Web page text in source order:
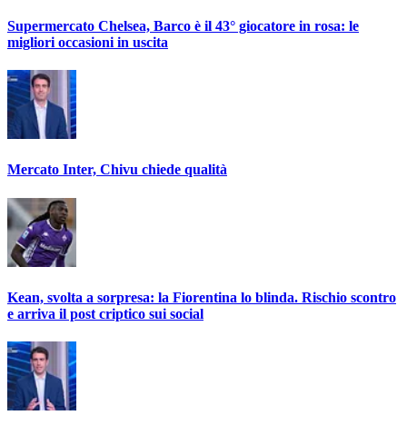
Supermercato Chelsea, Barco è il 43° giocatore in rosa: le
migliori occasioni in uscita
Mercato Inter, Chivu chiede qualità
Kean, svolta a sorpresa: la Fiorentina lo blinda. Rischio scontro
e arriva il post criptico sui social